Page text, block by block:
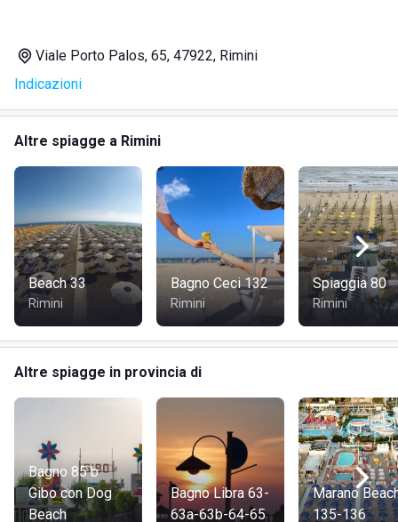
Viale Porto Palos, 65, 47922, Rimini
Indicazioni
Altre spiagge a Rimini
Beach 33
Rimini
Bagno Ceci 132
Rimini
Spiaggia 80
Rimini
Altre spiagge in provincia di
Bagno 85 b
Gibo con Dog
Beach
Bagno Libra 63-
63a-63b-64-65
Marano
135-136